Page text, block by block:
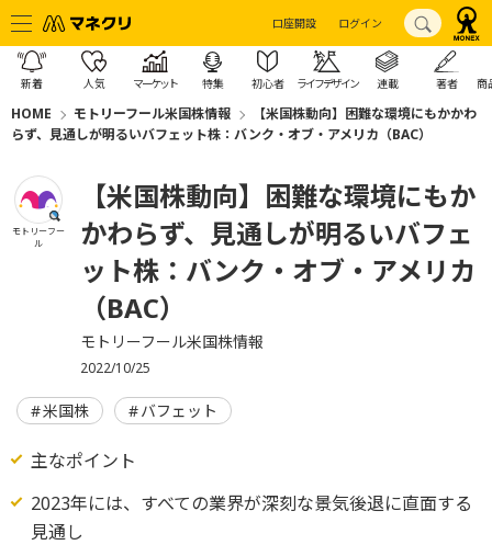
口座開設 ログイン
新着 人気 マーケット 特集 初心者 ライフデザイン 連載 著者 商
HOME モトリーフール米国株情報
【米国株動向】困難な環境にもかかわ
らず、見通しが明るいバフェット株：バンク・オブ・アメリカ（BAC）
モトリーフー
ル
【米国株動向】困難な環境にもか
かわらず、見通しが明るいバフェ
ット株：バンク・オブ・アメリカ
（BAC）
モトリーフール米国株情報
2022/10/25
米国株 バフェット
主なポイント
2023年には、すべての業界が深刻な景気後退に直面する
見通し